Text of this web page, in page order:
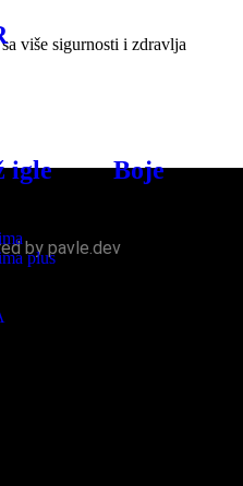
igle
plus
Boje
više sigurnosti i zdravlja
by pavle.dev